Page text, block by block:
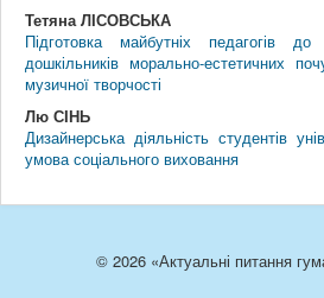
Тетяна ЛІСОВСЬКА
Підготовка майбутніх педагогів
дошкільників морально-естетичних
музичної творчості
Лю СІНЬ
Дизайнерська діяльність студентів
умова соціального виховання
© 2026 «Актуальні питання